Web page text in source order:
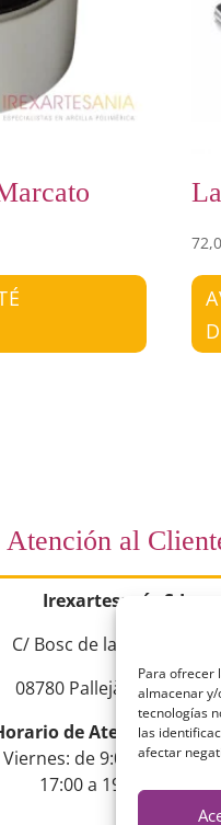
Para ofrecer
almacenar y/
tecnologías
las
afectar
Atención al
Irexartesanía S.L.
C/ Bosc de la Torroja nº10
08780 Pallejà (Barcelona)
de Atención:
Viernes: de 9:00 a 14:00 y
17:00 a 19:00 horas